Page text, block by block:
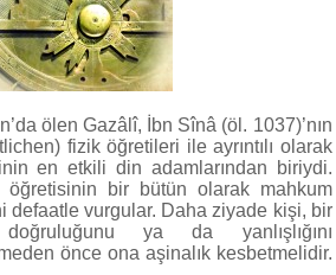
ölen Gazâlî, İbn Sînâ (öl. 1037)’nın
fizik öğretileri ile ayrıntılı olarak
en etkili din adamlarından biriydi.
bir bütün olarak mahkum
defaatle vurgular. Daha ziyade kişi, bir
ya da yanlışlığını
önce ona aşinalık kesbetmelidir.